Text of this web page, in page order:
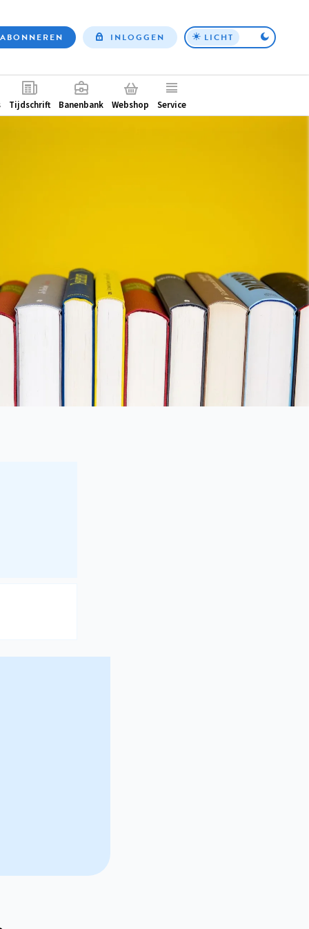
Top
ABONNEREN INLOGGEN LICHT
Tijdschrift Banenbank Webshop Service